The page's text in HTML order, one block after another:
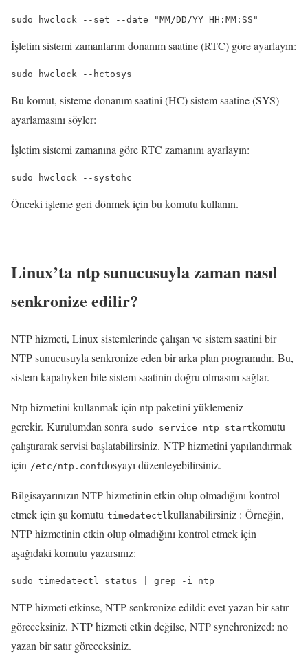
sudo hwclock --set --date "MM/DD/YY HH:MM:SS"
İşletim sistemi zamanlarını donanım saatine (RTC) göre ayarlayın:
sudo hwclock --hctosys
Bu komut, sisteme donanım saatini (HC) sistem saatine (SYS)
ayarlamasını söyler:
İşletim sistemi zamanına göre RTC zamanını ayarlayın:
sudo hwclock --systohc
Önceki işleme geri dönmek için bu komutu kullanın.
Linux’ta ntp sunucusuyla zaman nasıl
senkronize edilir?
NTP hizmeti, Linux sistemlerinde çalışan ve sistem saatini bir
NTP sunucusuyla senkronize eden bir arka plan programıdır. Bu,
sistem kapalıyken bile sistem saatinin doğru olmasını sağlar.
Ntp hizmetini kullanmak için ntp paketini yüklemeniz
gerekir. Kurulumdan sonra sudo service ntp startkomutu
çalıştırarak servisi başlatabilirsiniz. NTP hizmetini yapılandırmak
için /etc/ntp.confdosyayı düzenleyebilirsiniz.
Bilgisayarınızın NTP hizmetinin etkin olup olmadığını kontrol
etmek için şu komutu timedatectl kullanabilirsiniz : Örneğin,
NTP hizmetinin etkin olup olmadığını kontrol etmek için
aşağıdaki komutu yazarsınız:
sudo timedatectl status | grep -i ntp
NTP hizmeti etkinse, NTP senkronize edildi: evet yazan bir satır
göreceksiniz. NTP hizmeti etkin değilse, NTP synchronized: no
yazan bir satır göreceksiniz.